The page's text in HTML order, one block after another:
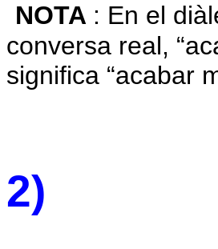
NOTA : En el
conversa real,
significa “acabar
2)